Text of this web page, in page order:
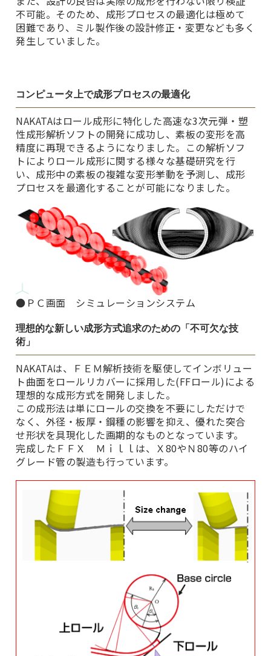
不可能。そのため、成形プロセスの最適化は極めて
困難であり、ミル製作後の設計修正・変更なども多く
発生していました。
コンピュータ上で成形プロセスの最適化
NAKATAはロール成形に特化した高速な3次元弾・塑
性成形解析ソフトの開発に成功し、素板の変形を高
精度に再現できるようになりました。この解析ソフ
トによりロール成形に関する様々な基礎研究を行
い、成形中の素板の複雑な変形挙動を予測し、成形
プロセスを最適化することが可能になりました。
●ＰＣ画面 シミュレーションシステム
理想的な新しい成形方式追求のための「不可欠な技
術」
NAKATAは、ＦＥＭ解析技術を駆使してインボリュー
ト曲面をロールリカバーに採用した(FFロール)による
理想的な成形方式を開発しました。
この成形法は単にロールの交換を不要にしただけで
なく、外径・板厚・鋼種の影響を抑え、優れた突合
せ形状を具現化した画期的なものとなっています。
完成したＦＦＸ Ｍｉｌｌは、Ｘ80やＮ80等のハイ
グレード管の製造も行っています。